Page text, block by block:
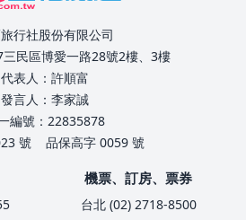
行社股份有限公司
民區博愛一路28號2樓、3樓
代表人：許順富
發言人：李家誠
編號：22835878
號
品保高字 0059 號
機票、訂房、票券
台北 (02) 2718-8500